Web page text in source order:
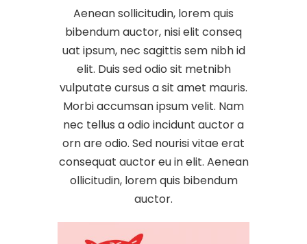
Aenean sollicitudin, lorem quis
bibendum auctor, nisi elit conseq
uat ipsum, nec sagittis sem nibh id
elit. Duis sed odio sit metnibh
vulputate cursus a sit amet mauris.
Morbi accumsan ipsum velit. Nam
nec tellus a odio incidunt auctor a
orn are odio. Sed nourisi vitae erat
consequat auctor eu in elit. Aenean
ollicitudin, lorem quis bibendum
auctor.